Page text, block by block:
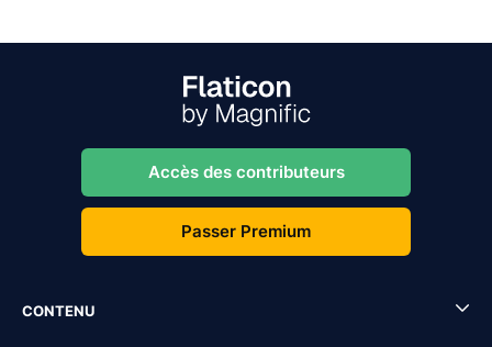
Accès des contributeurs
Passer Premium
CONTENU